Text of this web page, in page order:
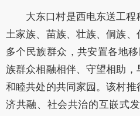
大东口村是西电东送工程
土家族、苗族、壮族、侗族、
多个民族群众，共安置各地
族群众相融相伴、守望相助，
和睦共处的共同家园。该村推
济共融、社会共治的互嵌式